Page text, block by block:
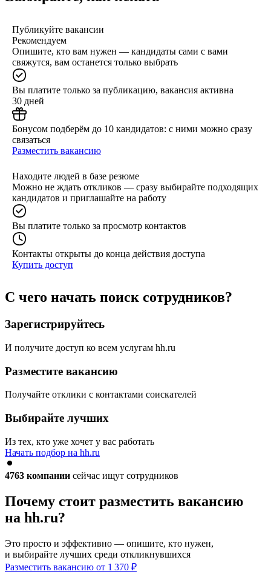
Публикуйте вакансии
Рекомендуем
Опишите, кто вам нужен — кандидаты сами с вами
свяжутся, вам останется только выбрать
Вы платите только за публикацию, вакансия активна
30 дней
Бонусом подберём до 10 кандидатов: с ними можно сразу
связаться
Разместить вакансию
Находите людей в базе резюме
Можно не ждать откликов — сразу выбирайте подходящих
кандидатов и приглашайте на работу
Вы платите только за просмотр контактов
Контакты открыты до конца действия доступа
Купить доступ
С чего начать поиск сотрудников?
Зарегистрируйтесь
И получите доступ ко всем услугам hh.ru
Разместите вакансию
Получайте отклики с контактами соискателей
Выбирайте лучших
Из тех, кто уже хочет у вас работать
Начать подбор на hh.ru
4763 компании сейчас ищут сотрудников
Почему стоит разместить вакансию
на hh.ru?
Это просто и эффективно — опишите, кто нужен,
и выбирайте лучших среди откликнувшихся
Разместить вакансию от 1 370 ₽